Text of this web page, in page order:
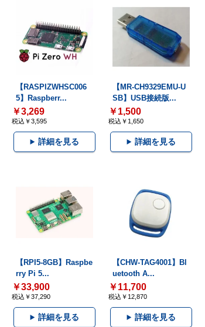
【RASPIZWHSC006
5】Raspberr...
￥3,269
税込￥3,595
詳細を見る
【MR-CH9329EMU-U
SB】USB接続版...
￥1,500
税込￥1,650
詳細を見る
【RPI5-8GB】Raspbe
rry Pi 5...
￥33,900
税込￥37,290
詳細を見る
【CHW-TAG4001】Bl
uetooth A...
￥11,700
税込￥12,870
詳細を見る